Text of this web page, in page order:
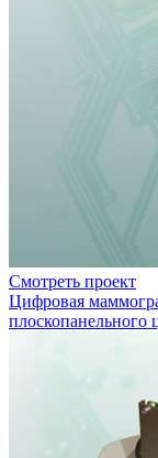
Смотреть проект
Цифровая